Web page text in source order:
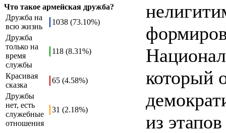
Что такое армейская дружба?
Дружба на
всю жизнь
1038 (73.10%)
Дружба
только на
время
службы
118 (8.31%)
Красивая
сказка
65 (4.58%)
Дружбы
нет, есть
служебные
отношения
31 (2.18%)
который
из